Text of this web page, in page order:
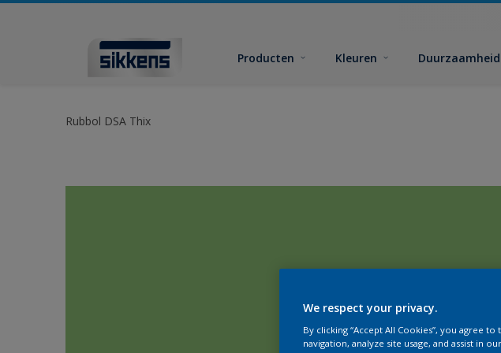
Producten Kleuren Duurzaamheid
Rubbol DSA Thix
We respect your privacy.
By clicking “Accept All Cookies”, you agree
navigation, analyze site usage, and assist in